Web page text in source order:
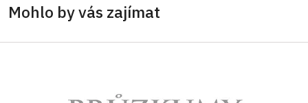
Mohlo by vás zajímat